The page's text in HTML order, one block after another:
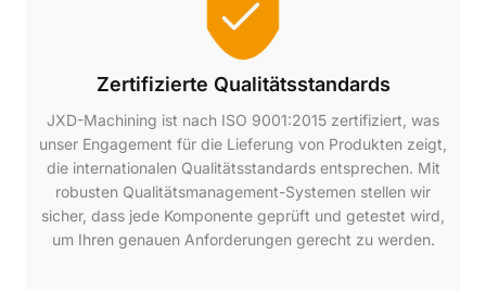
Zertifizierte Qualitätsstandards
JXD-Machining ist nach ISO 9001:2015 zertifiziert, was
unser Engagement für die Lieferung von Produkten zeigt,
die internationalen Qualitätsstandards entsprechen. Mit
robusten Qualitätsmanagement-Systemen stellen wir
sicher, dass jede Komponente geprüft und getestet wird,
um Ihren genauen Anforderungen gerecht zu werden.